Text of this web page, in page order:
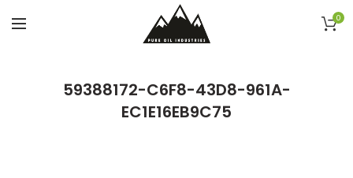
0
59388172-C6F8-43D8-961A-
EC1E16EB9C75